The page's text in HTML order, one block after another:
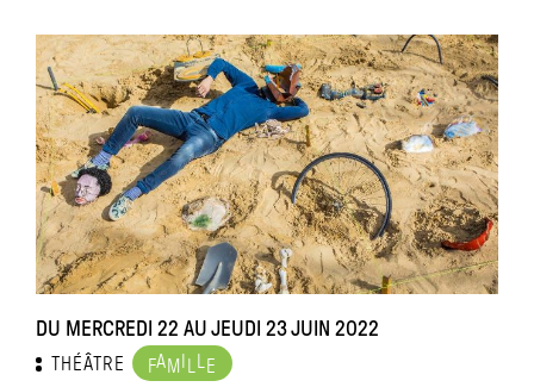
DU MERCREDI 22 AU JEUDI 23 JUIN 2022
THÉÂTRE FAM LE